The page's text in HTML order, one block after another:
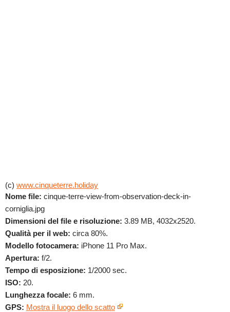
(c) www.cinqueterre.holiday
Nome file: cinque-terre-view-from-observation-deck-in-
corniglia.jpg
Dimensioni del file e risoluzione: 3.89 MB, 4032x2520.
Qualità per il web: circa 80%.
Modello fotocamera: iPhone 11 Pro Max.
Apertura: f/2.
Tempo di esposizione: 1/2000 sec.
ISO: 20.
Lunghezza focale: 6 mm.
GPS: Mostra il luogo dello scatto